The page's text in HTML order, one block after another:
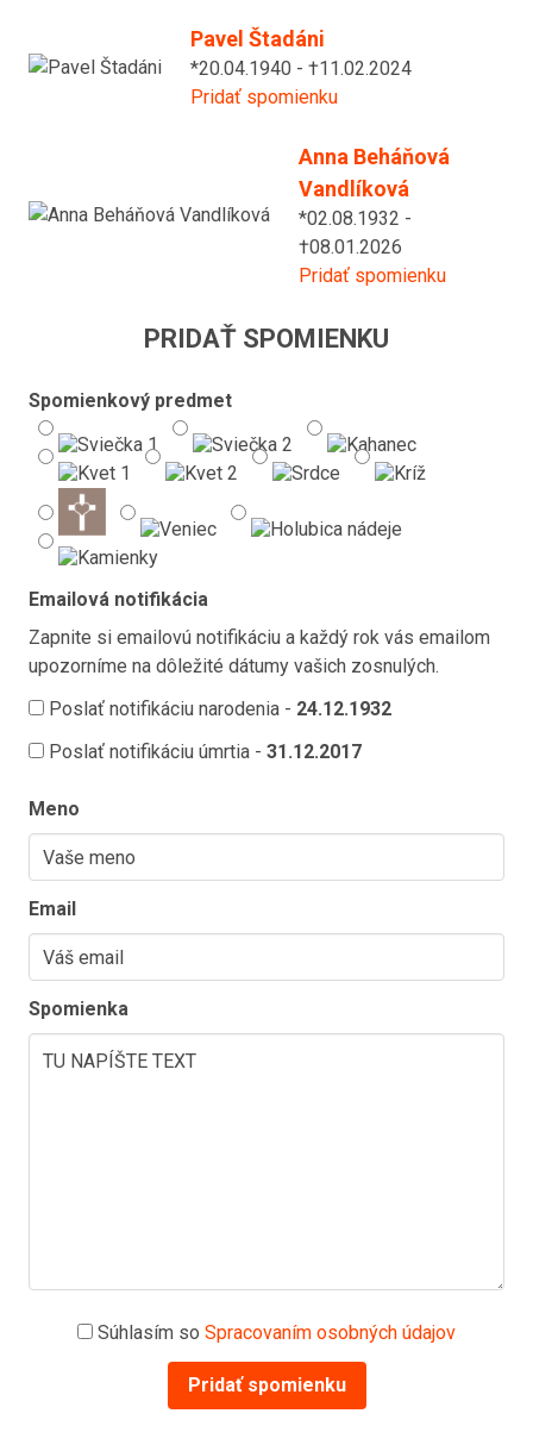
Pavel Štadáni
*20.04.1940 - †11.02.2024
Pridať spomienku
Anna Beháňová
Vandlíková
*02.08.1932 -
†08.01.2026
Pridať spomienku
PRIDAŤ SPOMIENKU
Spomienkový predmet
Emailová notifikácia
Zapnite si emailovú notifikáciu a každý rok vás emailom
upozorníme na dôležité dátumy vašich zosnulých.
Poslať notifikáciu narodenia - 24.12.1932
Poslať notifikáciu úmrtia - 31.12.2017
Meno
Email
Spomienka
Súhlasím so Spracovaním osobných údajov
Pridať spomienku